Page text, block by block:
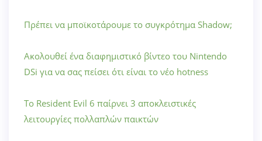
Πρέπει να μποϊκοτάρουμε το συγκρότημα Shadow;
Ακολουθεί ένα διαφημιστικό βίντεο του Nintendo
DSi για να σας πείσει ότι είναι το νέο hotness
Το Resident Evil 6 παίρνει 3 αποκλειστικές
λειτουργίες πολλαπλών παικτών